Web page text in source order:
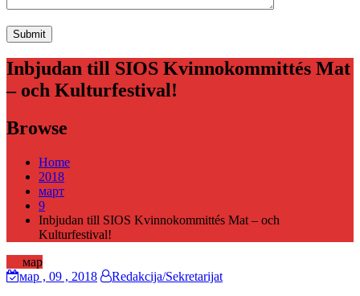
Inbjudan till SIOS Kvinnokommittés Mat
– och Kulturfestival!
Browse
Home
2018
март
9
Inbjudan till SIOS Kvinnokommittés Mat – och
Kulturfestival!
мар
мар , 09 , 2018
Redakcija/Sekretarijat